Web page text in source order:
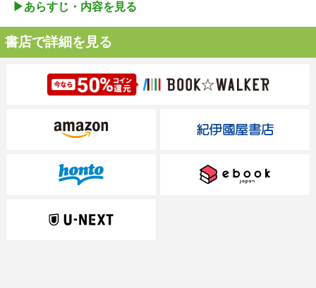
▶︎あらすじ・内容を見る
書店で詳細を見る